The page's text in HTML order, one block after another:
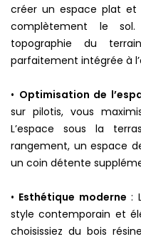
créer un espace plat et
complètement le
topographie du
parfaitement intégrée à
• Optimisation de
sur pilotis, vous
L’espace sous la
rangement, un espace
un coin détente
• Esthétique moderne :
style contemporain et
choisissiez du bois